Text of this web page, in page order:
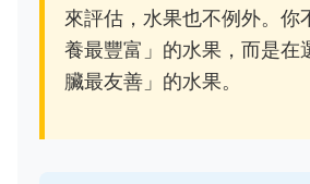
來評估，水果也不例外。你
養最豐富」的水果，而是在
臟最友善」的水果。